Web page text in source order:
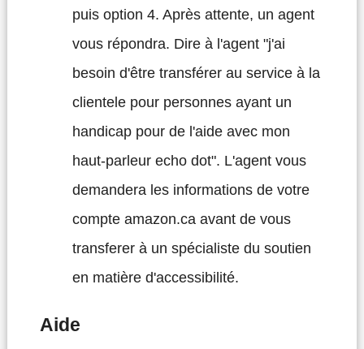
puis option 4. Après attente, un agent
vous répondra. Dire à l'agent "j'ai
besoin d'être transférer au service à la
clientele pour personnes ayant un
handicap pour de l'aide avec mon
haut-parleur echo dot". L'agent vous
demandera les informations de votre
compte amazon.ca avant de vous
transferer à un spécialiste du soutien
en matière d'accessibilité.
Aide